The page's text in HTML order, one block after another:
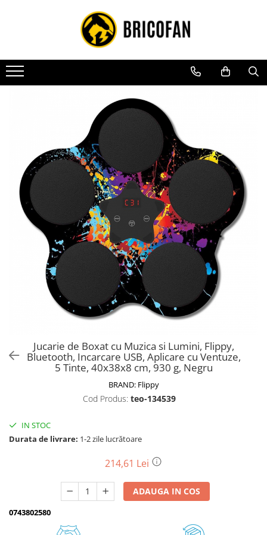
Toate Produsele
Vehicule electrice
Atv
Motocross
Piese de schimb vehicule electrice
Scutere electrice
Scutere pe benzina
Tricicluri cargo fara permis
Tricicluri persoane
Trotinete electrice
Biciclete, trotinete, triciclete
Biciclete electrice
Motoburghie si accesorii
Accesorii motoburghie
Drujbe, fierastraie electrice
Drujbe cu acumulator
Unelte electrice busteni
Mori cereale si batoze porumb
Batoze - mori desfacat porumb
Jucarie de Boxat cu Muzica si Lumini, Flippy,
Bluetooth, Incarcare USB, Aplicare cu Ventuze,
5 Tinte, 40x38x8 cm, 930 g, Negru
BRAND: Flippy
Cod Produs: teo-134539
IN STOC
Durata de livrare: 1-2 zile lucrătoare
214,61 Lei
ADAUGA IN COS
0743802580